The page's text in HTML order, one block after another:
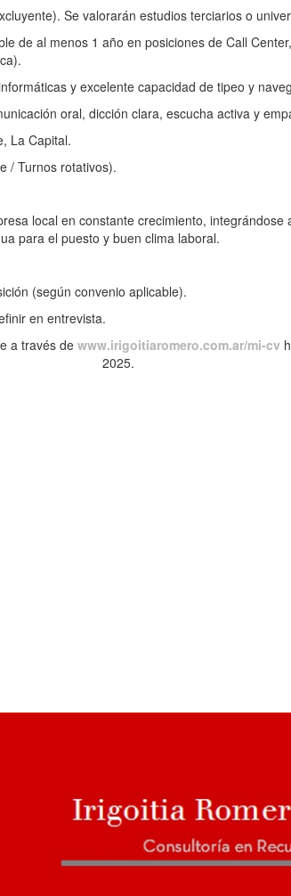
Se valorarán estudios terciarios o
de al menos 1 año en posiciones de Call
y excelente capacidad de tipeo y
oral, dicción clara, escucha activa y
La Capital.
/ Turnos rotativos).
local en constante crecimiento, integrándose
para el puesto y buen clima laboral.
(según convenio aplicable).
en entrevista.
a través de www.irigoitiaromero.com.ar/mi-cv
2025.